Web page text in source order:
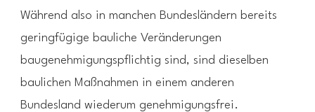
Während also in manchen Bundesländern bereits
geringfügige bauliche Veränderungen
baugenehmigungspflichtig sind, sind dieselben
baulichen Maßnahmen in einem anderen
Bundesland wiederum genehmigungsfrei.